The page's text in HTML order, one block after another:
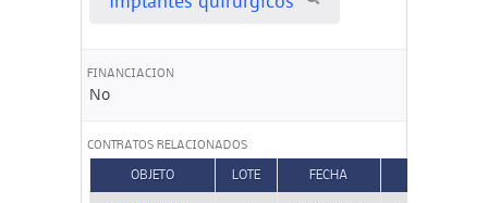
FINANCIACION
No
CONTRATOS RELACIONADOS
OBJETO LOTE FECHA